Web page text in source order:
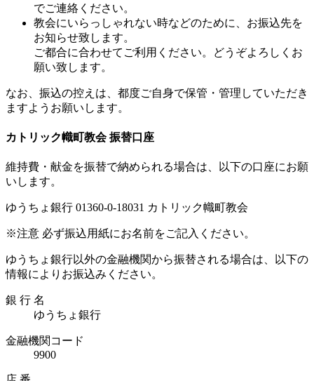
でご連絡ください。
教会にいらっしゃれない時などのために、お振込先を
お知らせ致します。
ご都合に合わせてご利用ください。どうぞよろしくお
願い致します。
なお、振込の控えは、都度ご自身で保管・管理していただき
ますようお願いします。
カトリック幟町教会 振替口座
維持費・献金を振替で納められる場合は、以下の口座にお願
いします。
ゆうちょ銀行 01360-0-18031 カトリック幟町教会
※注意 必ず振込用紙にお名前をご記入ください。
ゆうちょ銀行以外の金融機関から振替される場合は、以下の
情報によりお振込みください。
銀 行 名
ゆうちょ銀行
金融機関コード
9900